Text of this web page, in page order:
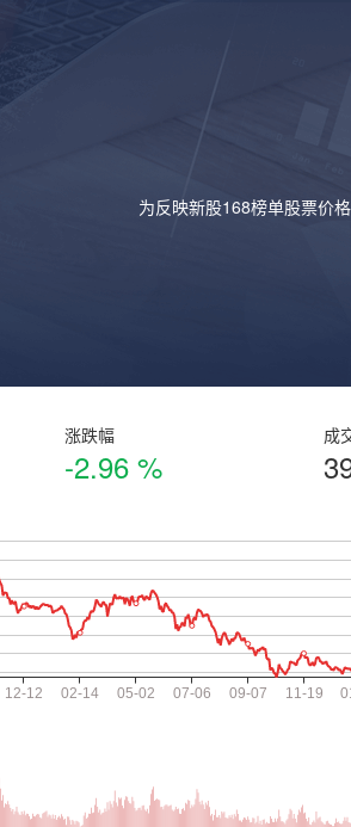
为反映新股168榜单股票价
涨跌幅
-2.96 %
成